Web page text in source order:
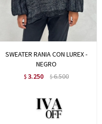
SWEATER RANIA CON LUREX -
NEGRO
$ 3.250 $6.500